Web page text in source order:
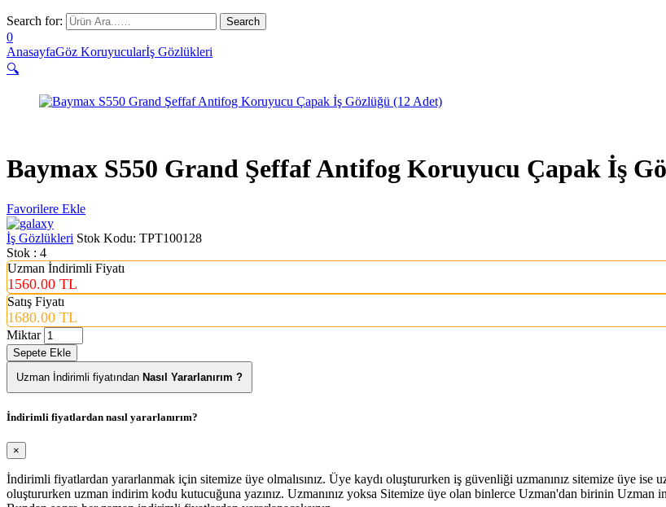
Search for:
0
AnasayfaGöz Koruyucularİş Gözlükleri
🔍
Baymax S550 Grand Şeffaf Antifog Koruyucu Çapak İş
Favorilere Ekle
İş Gözlükleri Stok Kodu: TPT100128
Stok : 4
Uzman İndirimli Fiyatı
1560.00 TL
Satış Fiyatı
1680.00 TL
Miktar
Sepete Ekle
Uzman İndirimli fiyatından Nasıl Yararlanırım ?
İndirimli fiyatlardan nasıl yararlanırım?
×
İndirimli fiyatlardan yararlanmak için sitemize üye olmalısınız. Üye kaydı oluştururken iş güvenliği uzmanınız sitemize üye ise
oluştururken uzman indirim kodu kutucuğuna yazınız. Uzmanınız yoksa Sitemize üye olan binlerce Uzman'dan birinin